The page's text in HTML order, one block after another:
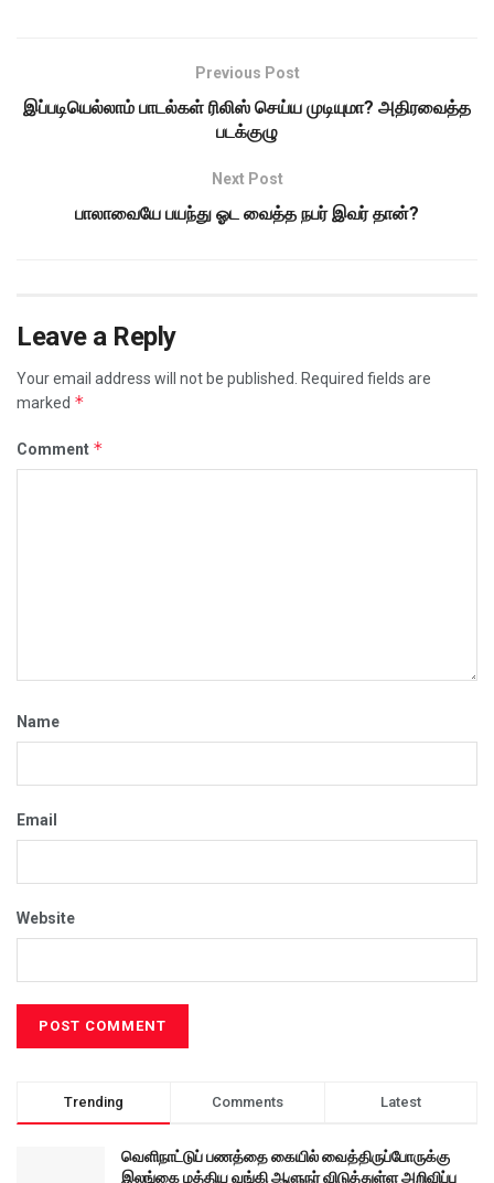
Previous Post
இப்படியெல்லாம் பாடல்கள் ரிலிஸ் செய்ய முடியுமா? அதிரவைத்த
படக்குழு
Next Post
பாலாவையே பயந்து ஓட வைத்த நபர் இவர் தான்?
Leave a Reply
Your email address will not be published. Required fields are
marked *
Comment *
Name
Email
Website
Trending Comments Latest
வெளிநாட்டுப் பணத்தை கையில் வைத்திருப்போருக்கு
இலங்கை மத்திய வங்கி ஆளுநர் விடுத்துள்ள அறிவிப்பு